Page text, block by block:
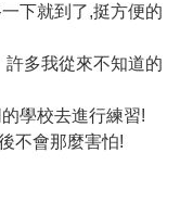
下就到了,挺方便的
多我從來不知道的
學校去進行練習!
不會那麼害怕!